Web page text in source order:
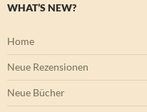
WHAT’S NEW?
Home
Neue Rezensionen
Neue Bücher